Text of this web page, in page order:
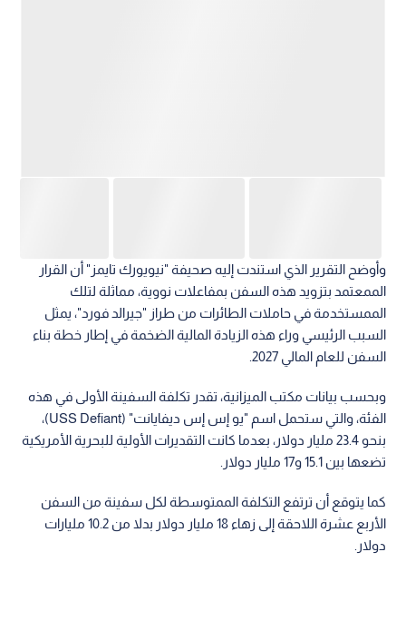
وأوضح التقرير الذي استندت إليه صحيفة "نيويورك تايمز" أن القرار
الممعتمد بتزويد هذه السفن بمفاعلات نووية، مماثلة لتلك
الممستخدمة في حاملات الطائرات من طراز "جيرالد فورد"، يمثل
السبب الرئيسي وراء هذه الزيادة المالية الضخمة في إطار خطة بناء
السفن للعام المالي 2027.
وبحسب بيانات مكتب الميزانية، تقدر تكلفة السفينة الأولى في هذه
الفئة، والتي ستحمل اسم "يو إس إس ديفايانت" (USS Defiant)،
بنحو 23.4 مليار دولار، بعدما كانت التقديرات الأولية للبحرية الأمريكية
تضعها بين 15.1 و17 مليار دولار.
كما يتوقع أن ترتفع التكلفة الممتوسطة لكل سفينة من السفن
الأربع عشرة اللاحقة إلى زهاء 18 مليار دولار بدلا من 10.2 مليارات
دولار.